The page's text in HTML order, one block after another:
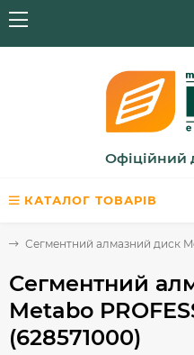
Офіційний
КАТАЛОГ ТОВАРІВ
Сегментний алмазний диск
Сегментний
Metabo
(628571000)